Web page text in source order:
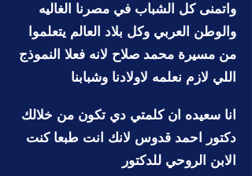
واتمنى كل الشباب في مصرنا الغاليه
والوطن العربي وكل بلاد العالم يتعلموا
من مسيرة محمد صلاح لانه فعلا النموذج
اللي لازم نعلمه لاولادنا وشبابنا
انا سعيده ان كلمتي دي تكون من خلالك
دكتور احمد قدوس لانك انت طبعا كنت
الابن الروحي للدكتور